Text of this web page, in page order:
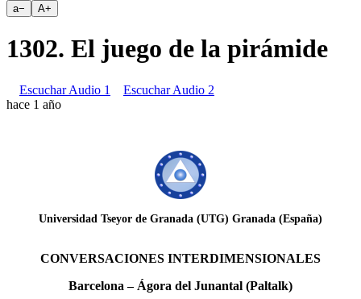
a− A+
1302. El juego de la pirámide
Escuchar Audio 1
Escuchar Audio 2
hace 1 año
Universidad Tseyor de Granada (UTG) Granada (España)
CONVERSACIONES INTERDIMENSIONALES
Barcelona – Ágora del Junantal (Paltalk)